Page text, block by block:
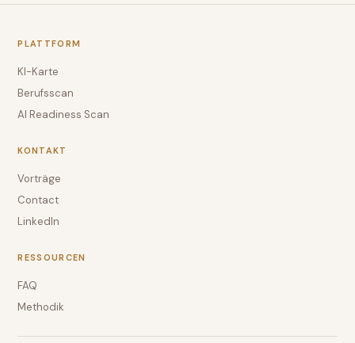
PLATTFORM
KI-Karte
Berufsscan
AI Readiness Scan
KONTAKT
Vorträge
Contact
LinkedIn
RESSOURCEN
FAQ
Methodik